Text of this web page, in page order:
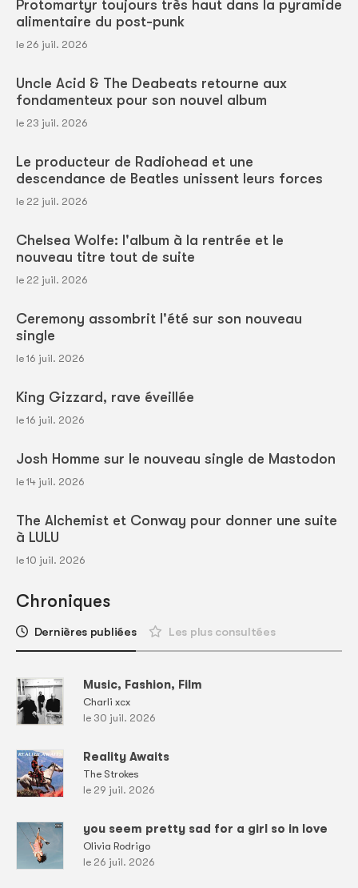
Protomartyr toujours très haut dans la pyramide
alimentaire du post-punk
le 26 juil. 2026
Uncle Acid & The Deabeats retourne aux
fondamenteux pour son nouvel album
le 23 juil. 2026
Le producteur de Radiohead et une
descendance de Beatles unissent leurs forces
le 22 juil. 2026
Chelsea Wolfe: l'album à la rentrée et le
nouveau titre tout de suite
le 22 juil. 2026
Ceremony assombrit l'été sur son nouveau
single
le 16 juil. 2026
King Gizzard, rave éveillée
le 16 juil. 2026
Josh Homme sur le nouveau single de Mastodon
le 14 juil. 2026
The Alchemist et Conway pour donner une suite
à LULU
le 10 juil. 2026
Chroniques
Dernières publiées Les plus consultées
Music, Fashion, Film
Charli xcx
le 30 juil. 2026
Reality Awaits
The Strokes
le 29 juil. 2026
you seem pretty sad for a girl so in love
Olivia Rodrigo
le 26 juil. 2026